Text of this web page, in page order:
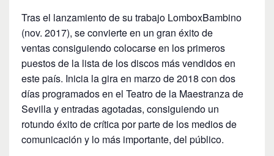
Tras el lanzamiento de su trabajo LomboxBambino
(nov. 2017), se convierte en un gran éxito de
ventas consiguiendo colocarse en los primeros
puestos de la lista de los discos más vendidos en
este país. Inicia la gira en marzo de 2018 con dos
días programados en el Teatro de la Maestranza de
Sevilla y entradas agotadas, consiguiendo un
rotundo éxito de crítica por parte de los medios de
comunicación y lo más importante, del público.